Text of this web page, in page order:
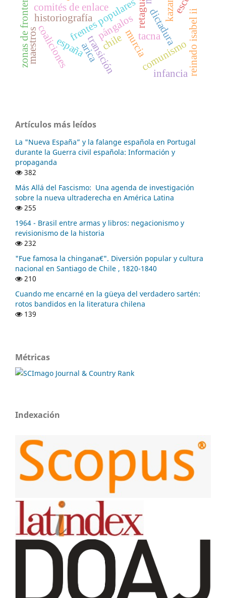
frentes populares
comités de enlace
murcia
historiografía dictadura
españa chile
pángalos
comunismo
coaliciones reinado isabel ii
transición
zonas de fronteras
infancia
maestros arica
tacna
Artículos más leídos
La "Nueva España” y la falange española en Portugal
durante la Guerra civil española: Información y
propaganda
382
Más Allá del Fascismo: Una agenda de investigación
sobre la nueva ultraderecha en América Latina
255
1964 - Brasil entre armas y libros: negacionismo y
revisionismo de la historia
232
"Fue famosa la chingana€". Diversión popular y cultura
nacional en Santiago de Chile , 1820-1840
210
Cuando me encarné en la güeya del verdadero sartén:
rotos bandidos en la literatura chilena
139
Métricas
Indexación